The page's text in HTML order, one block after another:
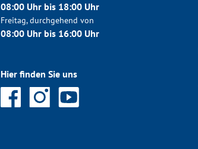
08:00 Uhr bis 18:00 Uhr
Freitag, durchgehend von
08:00 Uhr bis 16:00 Uhr
Hier finden Sie uns